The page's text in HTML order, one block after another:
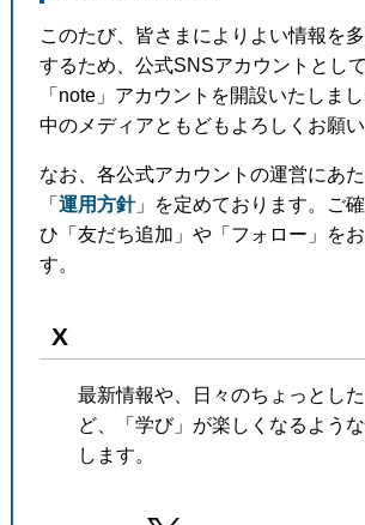
このたび、皆さまによりよい情報を
するため、公式SNSアカウントとし
「note」アカウントを開設いたしま
中のメディアともどもよろしくお願い
なお、各公式アカウントの運営にあ
「 運用方針」を定めております。ご
ひ「友だち追加」や「フォロー」を
す。
X
最新情報や、日々のちょっとし
ど、「学び」が楽しくなるよう
します。